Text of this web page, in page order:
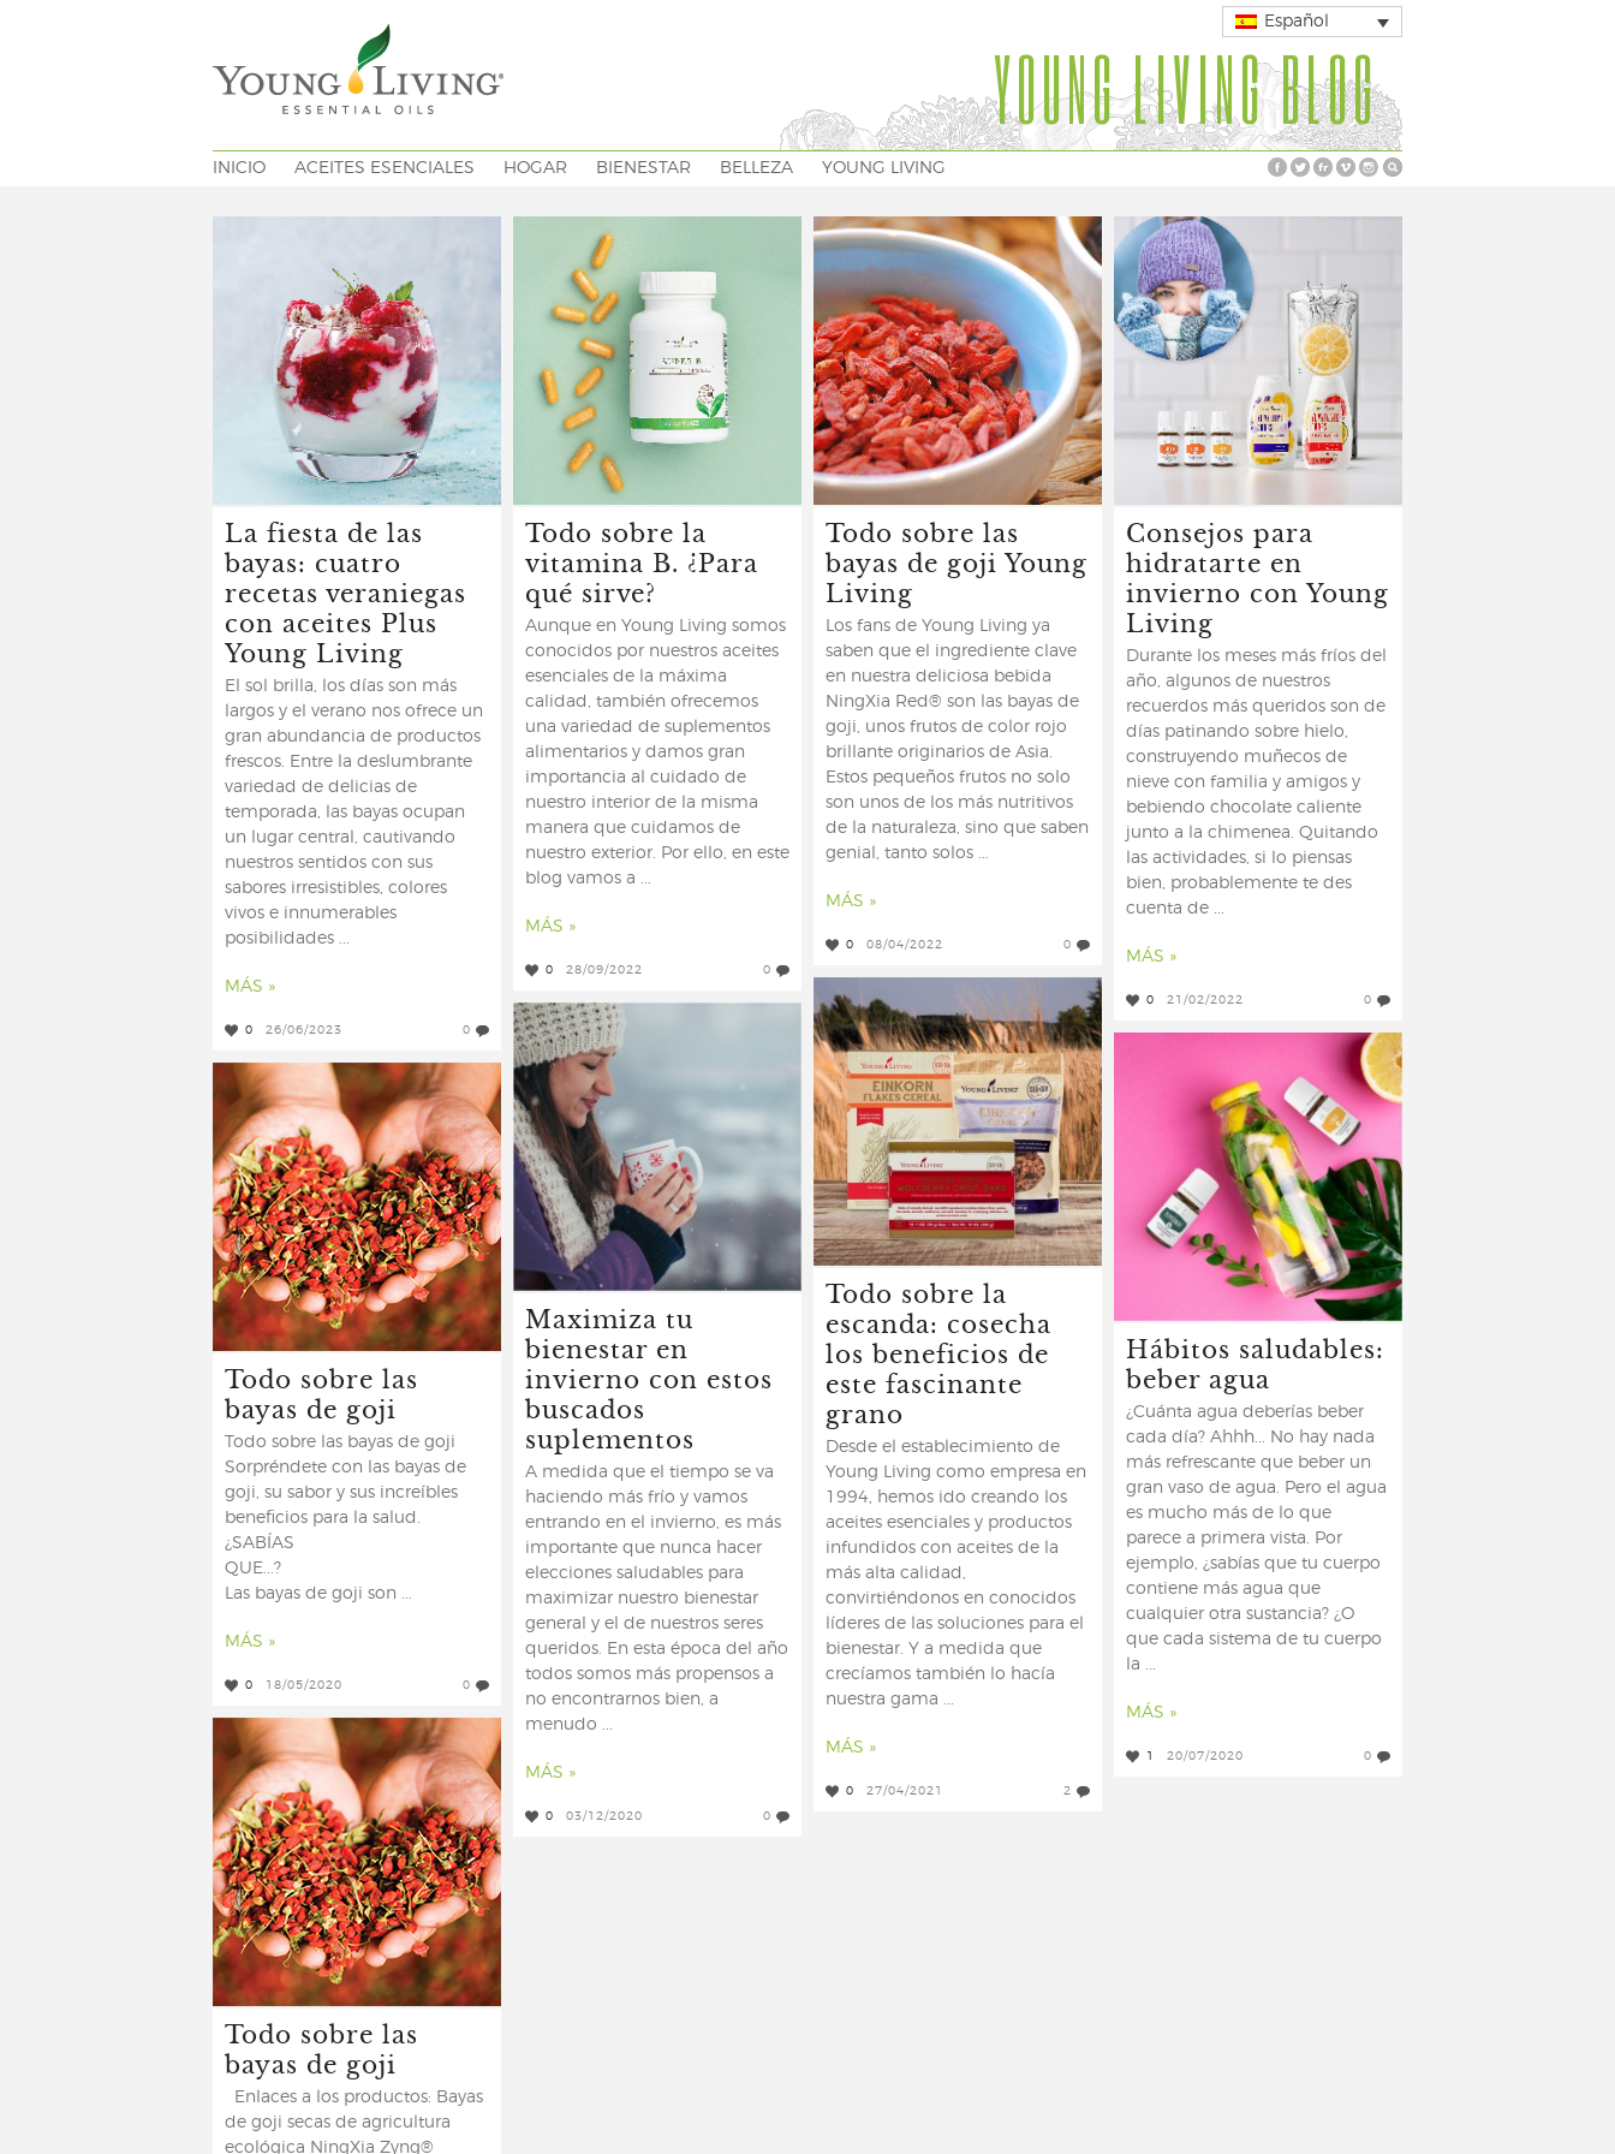
Español
YOUNG LIVING BLOG
INICIO ACEITES ESENCIALES HOGAR BIENESTAR BELLEZA YOUNG LIVING
La fiesta de las
bayas: cuatro
recetas veraniegas
con aceites Plus
Young Living
El sol brilla, los días son más
largos y el verano nos ofrece un
gran abundancia de productos
frescos. Entre la deslumbrante
variedad de delicias de
temporada, las bayas ocupan
un lugar central, cautivando
nuestros sentidos con sus
sabores irresistibles, colores
vivos e innumerables
posibilidades ...
MÁS »
0 26/06/2023 0
Todo sobre la
vitamina B. ¿Para
qué sirve?
Aunque en Young Living somos
conocidos por nuestros aceites
esenciales de la máxima
calidad, también ofrecemos
una variedad de suplementos
alimentarios y damos gran
importancia al cuidado de
nuestro interior de la misma
manera que cuidamos de
nuestro exterior. Por ello, en este
blog vamos a ...
MÁS »
0 28/09/2022 0
Todo sobre las
bayas de goji Young
Living
Los fans de Young Living ya
saben que el ingrediente clave
en nuestra deliciosa bebida
NingXia Red® son las bayas de
goji, unos frutos de color rojo
brillante originarios de Asia.
Estos pequeños frutos no solo
son unos de los más nutritivos
de la naturaleza, sino que saben
genial, tanto solos ...
MÁS »
0 08/04/2022 0
Consejos para
hidratarte en
invierno con Young
Living
Durante los meses más fríos del
año, algunos de nuestros
recuerdos más queridos son de
días patinando sobre hielo,
construyendo muñecos de
nieve con familia y amigos y
bebiendo chocolate caliente
junto a la chimenea. Quitando
las actividades, si lo piensas
bien, probablemente te des
cuenta de ...
MÁS »
0 21/02/2022 0
Todo sobre la
escanda: cosecha
los beneficios de
este fascinante
grano
Desde el establecimiento de
Young Living como empresa en
1994, hemos ido creando los
aceites esenciales y productos
infundidos con aceites de la
más alta calidad,
convirtiéndonos en conocidos
líderes de las soluciones para el
bienestar. Y a medida que
crecíamos también lo hacía
nuestra gama ...
MÁS »
0 27/04/2021 2
Maximiza tu
bienestar en
invierno con estos
buscados
suplementos
A medida que el tiempo se va
haciendo más frío y vamos
entrando en el invierno, es más
importante que nunca hacer
elecciones saludables para
maximizar nuestro bienestar
general y el de nuestros seres
queridos. En esta época del año
todos somos más propensos a
no encontrarnos bien, a
menudo ...
MÁS »
0 03/12/2020 0
Hábitos saludables:
beber agua
¿Cuánta agua deberías beber
cada día? Ahhh... No hay nada
más refrescante que beber un
gran vaso de agua. Pero el agua
es mucho más de lo que
parece a primera vista. Por
ejemplo, ¿sabías que tu cuerpo
contiene más agua que
cualquier otra sustancia? ¿O
que cada sistema de tu cuerpo
la ...
MÁS »
1 20/07/2020 0
Todo sobre las
bayas de goji
Todo sobre las bayas de goji
Sorpréndete con las bayas de
goji, su sabor y sus increíbles
beneficios para la salud.
¿SABÍAS
QUE...?
Las bayas de goji son ...
MÁS »
0 18/05/2020 0
Todo sobre las
bayas de goji
Enlaces a los productos: Bayas
de goji secas de agricultura
ecológica NingXia Zyng®